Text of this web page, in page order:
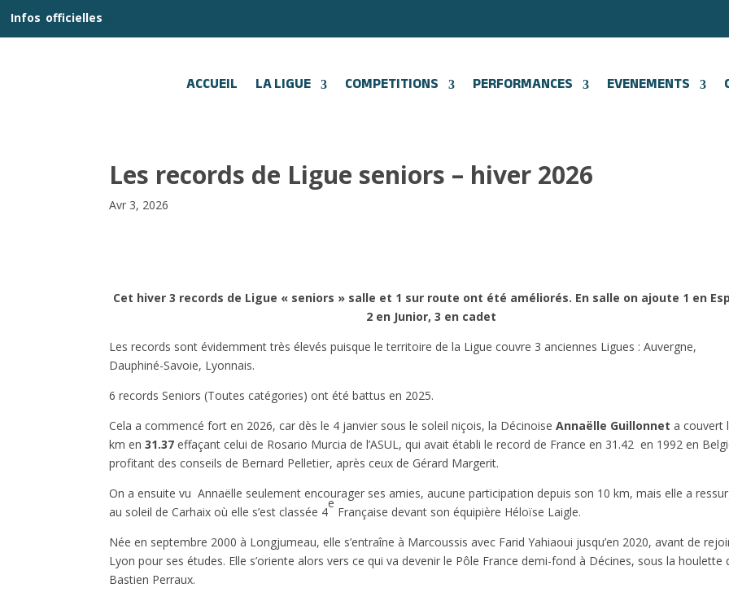
Infos officielles
ACCUEIL LA LIGUE COMPETITIONS PERFORMANCES EVENEMENTS
Les records de Ligue seniors – hiver 2026
Avr 3, 2026
Cet hiver3 records de Ligue « seniors » salle et 1 sur route ont été améliorés. En salle on ajoute 1 en
2 en Junior, 3 en cadet
Les records sont évidemment très élevés puisque le territoire de la Ligue couvre 3 anciennes Ligues : Auvergne,
Dauphiné-Savoie, Lyonnais.
6 records Seniors (Toutes catégories) ont été battus en 2025.
Cela a commencé fort en 2026, car dès le 4 janvier sous le soleil niçois, la DécinoiseAnnaëlle Guillonnet a couvert
km en31.37 effaçant celui de Rosario Murcia de l’ASUL, qui avait établi le record de France en 31.42 en 1992 en
profitant des conseils de Bernard Pelletier, après ceux de Gérard Margerit.
On a ensuite vu Annaëlle seulement encourager ses amies, aucune participation depuis son 10 km, mais elle a
au soleil de Carhaix où elle s’est classée 4
e
Française devant son équipière Héloïse Laigle.
Née en septembre 2000 à Longjumeau, elle s’entraîne à Marcoussis avec Farid Yahiaoui jusqu’en 2020, avant de
Lyon pour ses études. Elle s’oriente alors vers ce qui va devenir le Pôle France demi-fond à Décines, sous la houlette
Bastien Perraux.